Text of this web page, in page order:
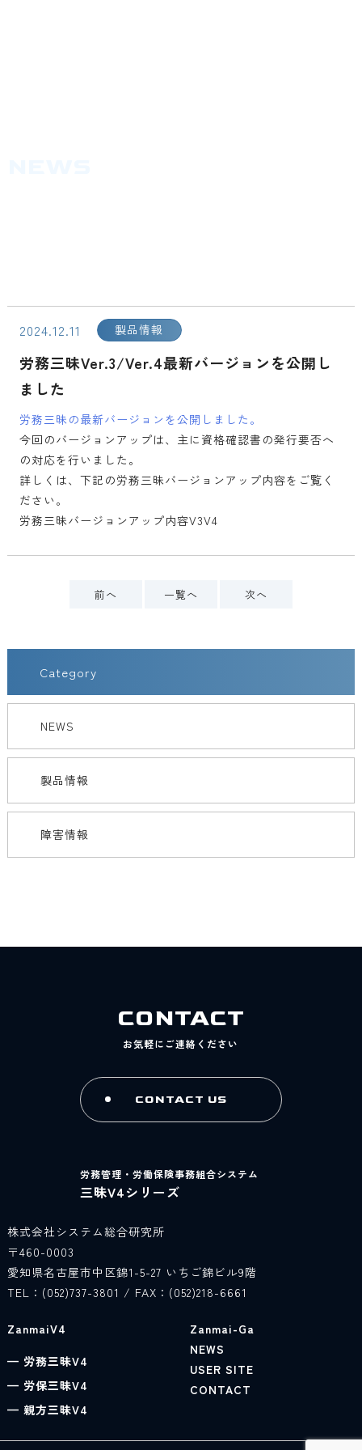
2024.12.11 製品情報
労務三昧Ver.3/Ver.4最新バージョンを公開し
ました
労務三昧の最新バージョンを公開しました。
今回のバージョンアップは、主に資格確認書の発行要否へ
の対応を行いました。
詳しくは、下記の労務三昧バージョンアップ内容をご覧く
ださい。
労務三昧バージョンアップ内容V3V4
前へ 一覧へ 次へ
Category
NEWS
製品情報
障害情報
CONTACT
お気軽にご連絡ください
CONTACT US
労務管理・労働保険事務組合システム
三昧V4シリーズ
株式会社システム総合研究所
〒460-0003
愛知県名古屋市中区錦1-5-27 いちご錦ビル9階
TEL： (052)737-3801 / FAX：(052)218-6661
ZanmaiV4
— 労務三昧V4
— 労保三昧V4
— 親方三昧V4
Zanmai-Ga
NEWS
USER SITE
CONTACT